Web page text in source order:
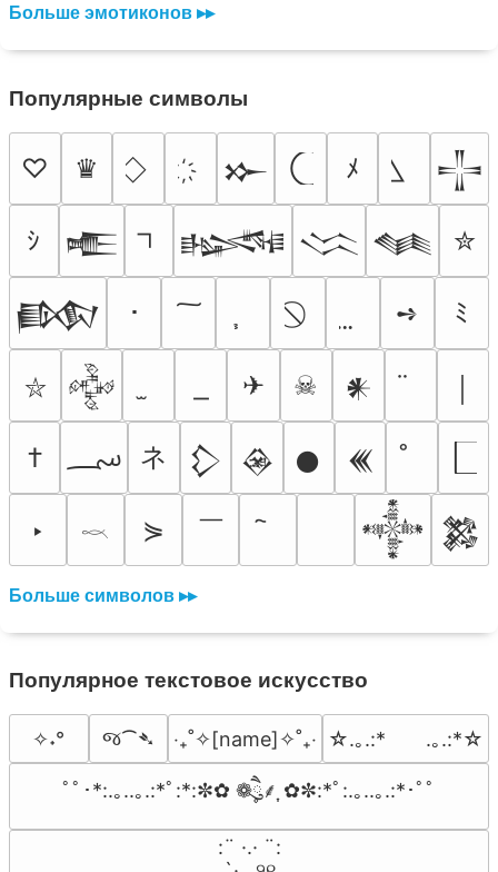
Больше эмотиконов ▸▸
Популярные символы
♡ ♛ 𒁍 ﾒ 𒋲
ｼ 𒍫 𒈙 𒈱 𒈝 ✮
𒁃 ･ ➺ ﾐ
⛥ 𒅒 ✈ ☠ 𒀭
† ؄ ネ 𒁷 𒊲 𒊹 𒌍
‣ 𓎖 ⋟ ￣ 𒀱 𒄆
Больше символов ▸▸
Популярное текстовое искусство
✧˖° જ⁀➴ ‎‧₊˚✧[name]✧˚₊‧ ☆.｡.:*　　.｡.:*☆
ﾟﾟ･*:.｡..｡.:*ﾟ:*:✼✿ ❁ཻུ۪۪⸙͎ ✿✼:*ﾟ:.｡..｡.:*･ﾟﾟ
⠀:¨ ·.· ¨:⠀